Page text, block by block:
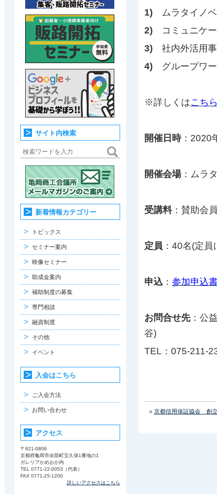
1) ムラタイノ
2) コミュニケ
3) 社内外活用
4) グループワ
※詳しくはこち
開催日時：2020
開催会場：ムラ
受講料：賛助会
定員 ：40名(定
申込 ： 参加申込
お問合せ先：公
谷)
TEL：075-211-
« 京都信用保証協会 創
サイト内検索
新着情報カテゴリー
トピックス
セミナー案内
映像セミナー
助成金案内
補助制度の募集
専門相談
融資制度
その他
イベント
入会はこちら
ご入会方法
お問い合わせ
アクセス
〒621-0806
京都府亀岡市余部町宝久保1番地の1
ガレリアかめおか内
TEL 0771-22-0053（代表）
FAX 0771-25-1200
詳しいアクセスはこちら